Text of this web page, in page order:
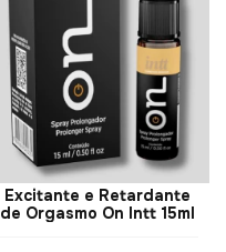
Excitante e Retardante
de Orgasmo On Intt 15ml